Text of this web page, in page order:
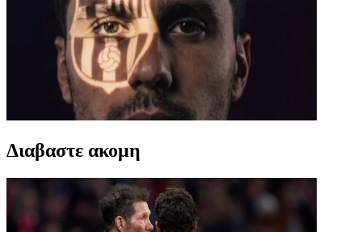
Διαβαστε ακομη